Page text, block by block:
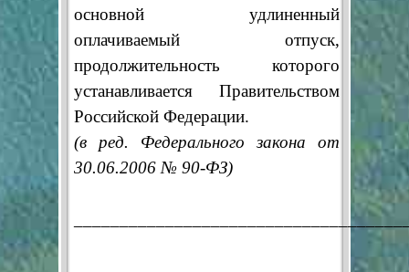
основной удлиненный
оплачиваемый отпуск,
продолжительность которого
устанавливается Правительством
Российской Федерации.
(в ред. Федерального закона от
30.06.2006 № 90-ФЗ)